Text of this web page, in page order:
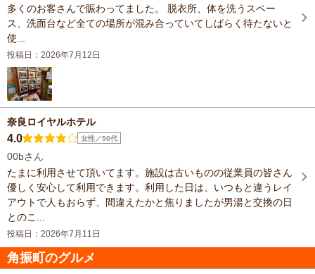
多くのお客さんで賑わってました。 脱衣所、体を洗うスペー
ス、洗面台など全ての場所が混み合っていてしばらく待たないと
使...
投稿日：2026年7月12日
奈良ロイヤルホテル
4.0 女性／50代
00bさん
たまに利用させて頂いてます。施設は古いものの従業員の皆さん
優しく安心して利用できます。利用した日は、いつもと違うレイ
アウトで人もおらず、間違えたかと焦りましたが男湯と交換の日
とのこ...
投稿日：2026年7月11日
角振町のグルメ